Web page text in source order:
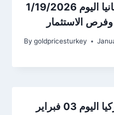
أسعار الذهب في ألمانيا اليوم 1/19/2026
الاستثمار
By goldpricesturkey
سعر الذهب في تركيا اليوم 03 فبراير